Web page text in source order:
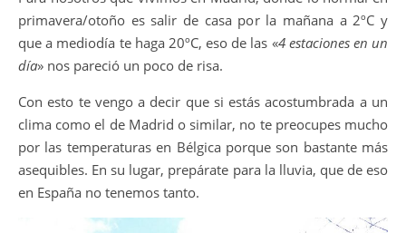
primavera/otoño es salir de casa por la mañana a 2ºC y
que a mediodía te haga 20ºC, eso de las «4 estaciones en un
día» nos pareció un poco de risa.
Con esto te vengo a decir que si estás acostumbrada a un
clima como el de Madrid o similar, no te preocupes mucho
por las temperaturas en Bélgica porque son bastante más
asequibles. En su lugar, prepárate para la lluvia, que de eso
en España no tenemos tanto.